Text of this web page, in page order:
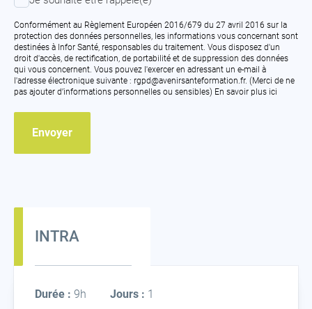
souhaite
être
rappelé(e)
Conformément au Règlement Européen 2016/679 du 27 avril 2016 sur la
protection des données personnelles, les informations vous concernant sont
destinées à Infor Santé, responsables du traitement. Vous disposez d'un
droit d'accès, de rectification, de portabilité et de suppression des données
qui vous concernent. Vous pouvez l'exercer en adressant un e-mail à
l'adresse électronique suivante : rgpd@avenirsanteformation.fr. (Merci de ne
pas ajouter d’informations personnelles ou sensibles) En savoir plus ici
INTRA
IntraDurée : 9h Jours : 1